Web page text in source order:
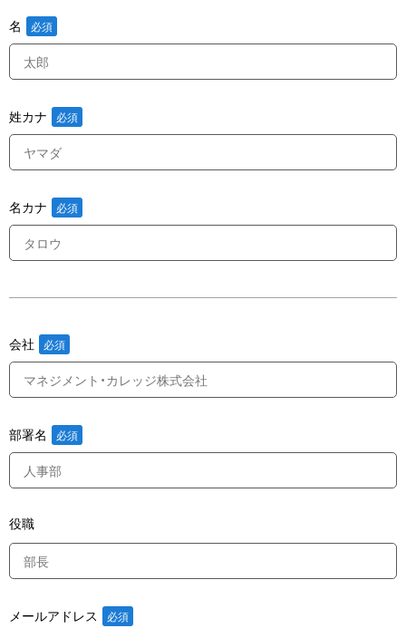
名
姓カナ
名カナ
会社
部署名
役職
メールアドレス